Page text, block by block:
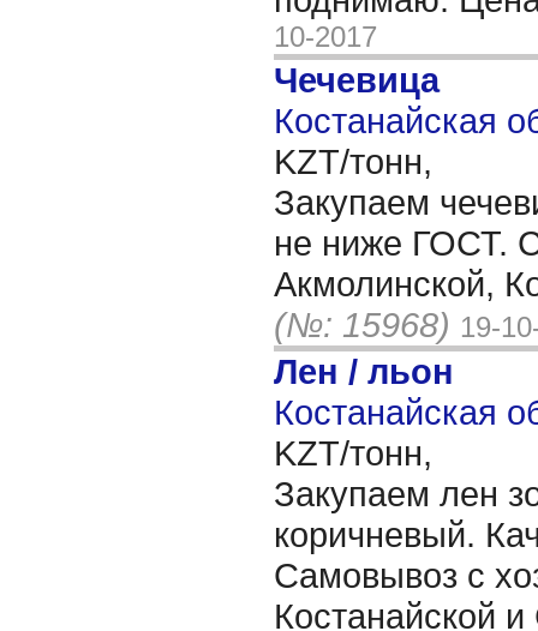
10-2017
Чечевица
Костанайская
KZT/тонн,
Закупаем
не ниже ГОСТ.
Акмолинской,
(№: 15968) 19-
Лен / льон
Костанайская
KZT/тонн,
Закупаем лен
коричневый.
Самовывоз с
Костанайской